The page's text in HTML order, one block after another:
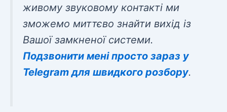
живому звуковому контакті ми
зможемо миттєво знайти вихід із
Вашої замкненої системи.
Подзвонити мені просто зараз у
Telegram для швидкого розбору.